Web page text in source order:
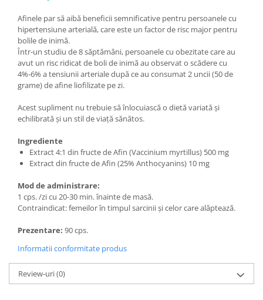
Afinele par să aibă beneficii semnificative pentru persoanele cu
hipertensiune arterială, care este un factor de risc major pentru
bolile de inimă.
Într-un studiu de 8 săptămâni, persoanele cu obezitate care au
avut un risc ridicat de boli de inimă au observat o scădere cu
4%-6% a tensiunii arteriale după ce au consumat 2 uncii (50 de
grame) de afine liofilizate pe zi.
Acest supliment nu trebuie să înlocuiască o dietă variată și
echilibrată și un stil de viață sănătos.
Ingrediente
Extract 4:1 din fructe de Afin (Vaccinium myrtillus) 500 mg
Extract din fructe de Afin (25% Anthocyanins) 10 mg
Mod de administrare:
1 cps. /zi cu 20-30 min. înainte de masă.
Contraindicat: femeilor în timpul sarcinii și celor care alăptează.
Prezentare: 90 cps.
Informatii conformitate produs
Review-uri(0)